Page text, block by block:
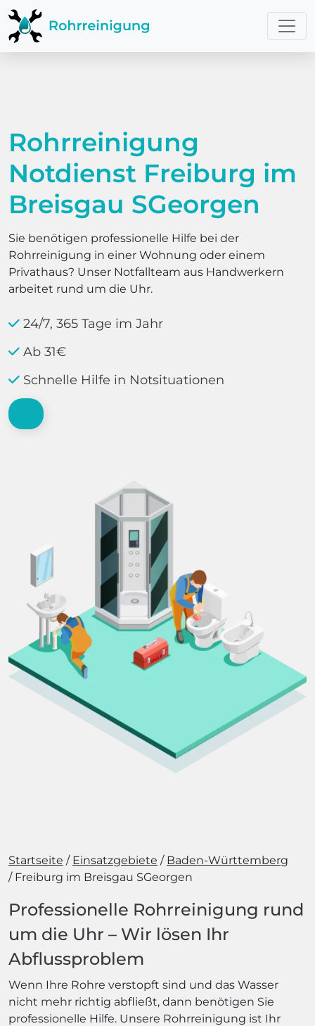
Rohrreinigung
Notdienst Freiburg im
Breisgau SGeorgen
Sie benötigen professionelle Hilfe bei der
Rohrreinigung in einer Wohnung oder einem
Privathaus? Unser Notfallteam aus Handwerkern
arbeitet rund um die Uhr.
24/7, 365 Tage im Jahr
Ab 31€
Schnelle Hilfe in Notsituationen
Startseite Einsatzgebiete
Baden-Württemberg
Freiburg im Breisgau SGeorgen
Professionelle Rohrreinigung rund
um die Uhr – Wir lösen Ihr
Abflussproblem
Wenn Ihre Rohre verstopft sind und das Wasser
nicht mehr richtig abfließt, dann benötigen Sie
professionelle Hilfe. Unsere Rohrreinigung ist Ihr